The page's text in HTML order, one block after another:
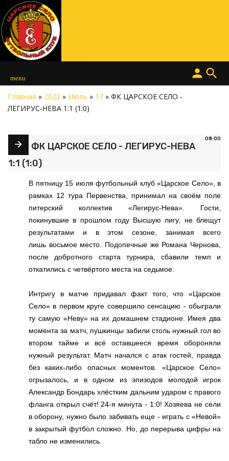
menu search
person
Главная » 2022 » Июль » 17 » ФК ЦАРСКОЕ СЕЛО -
ЛЕГИРУС-НЕВА 1:1 (1:0)
08:00
ФК ЦАРСКОЕ СЕЛО - ЛЕГИРУС-НЕВА
1:1 (1:0)
В пятницу 15 июля футбольный клуб «Царское Село», в
рамках 12 тура Первенства, принимал на своём поле
питерский коллектив «Легирус-Нева». Гости,
покинувшие в прошлом году Высшую лигу, не блещут
результатами и в этом сезоне, занимая всего
лишь восьмое место. Подопечные же Романа Чернова,
после добротного старта турнира, сбавили темп и
откатились с четвёртого места на седьмое.
Интригу в матче придавал факт того, что «Царское
Село» в первом круге совершило сенсацию - обыграли
ту самую «Неву» на их домашнем стадионе. Имея два
момента за матч, пушкинцы забили столь нужный гол во
втором тайме и всё оставшееся время обороняли
нужный результат. Матч начался с атак гостей, правда
без каких-либо опасных моментов. «Царское Село»
огрызалось, и в одном из эпизодов молодой игрок
Александр Бондарь хлёстким дальним ударом с правого
фланга открыл счёт! 24-я минута - 1:0! Хозяева не сели
в оборону, нужно было забивать еще - играть с «Невой»
в закрытый футбол сложно. Но, до перерыва цифры на
табло не изменились.